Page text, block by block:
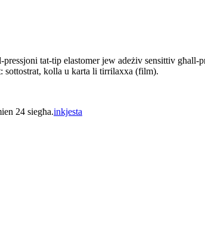
tat-tip elastomer jew adeżiv sensittiv għall-
kolla u karta li tirrilaxxa (film).
24 siegħa.inkjesta